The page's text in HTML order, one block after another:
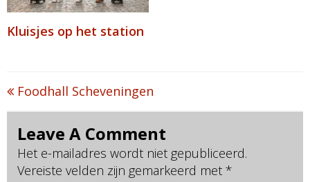
Kluisjes op het station
Post
navigation
Foodhall Scheveningen
Leave A Comment
Het e-mailadres wordt niet gepubliceerd.
Vereiste velden zijn gemarkeerd met *